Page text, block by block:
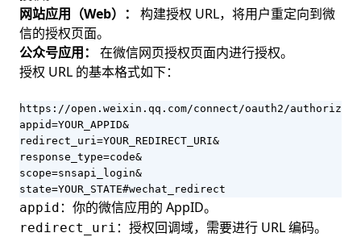
网站应用（Web）：
构建授权 URL，将用户重定向到微
信的授权页面。
公众号应用：
在微信网页授权页面内进行授权。
授权 URL 的基本格式如下：
https://open.weixin.qq.com/connect/oauth2/authorize?
appid=YOUR_APPID&
redirect_uri=YOUR_REDIRECT_URI&
response_type=code&
scope=snsapi_login&
state=YOUR_STATE#wechat_redirect
appid ：你的微信应用的 AppID。
redirect_uri ：授权回调域，需要进行 URL 编码。